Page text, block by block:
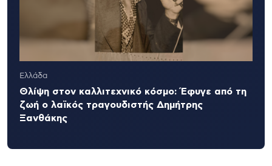
Ελλάδα
Θλίψη στον καλλιτεχνικό κόσμο: Έφυγε από τη
ζωή ο λαϊκός τραγουδιστής Δημήτρης
Ξανθάκης